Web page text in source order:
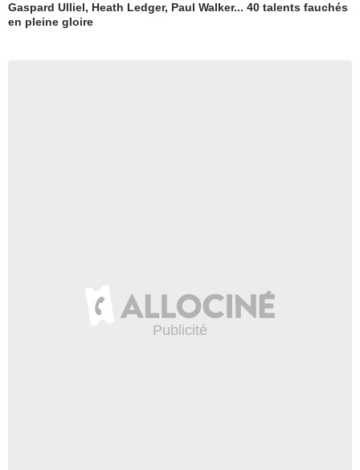
Gaspard Ulliel, Heath Ledger, Paul Walker... 40 talents fauchés
en pleine gloire